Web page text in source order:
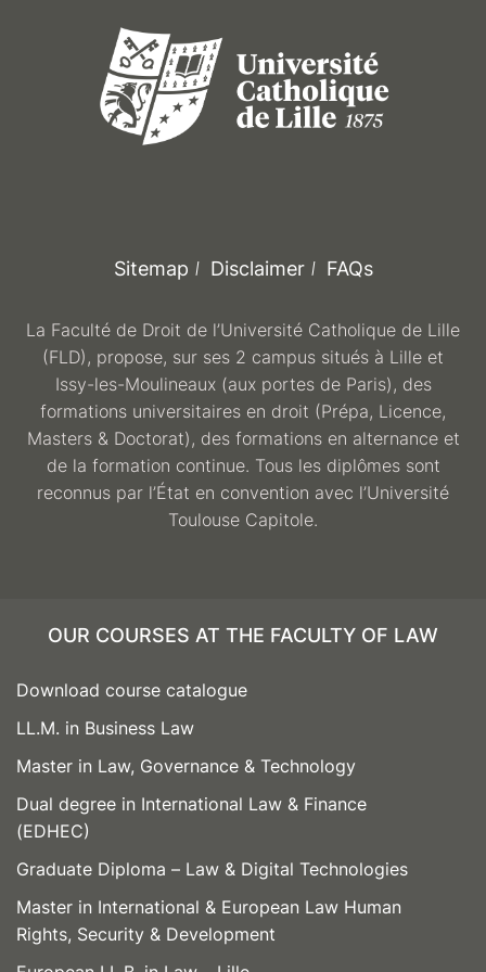
Sitemap Disclaimer FAQs
La Faculté de Droit de l’Université Catholique de Lille
(FLD), propose, sur ses 2 campus situés à Lille et
Issy-les-Moulineaux (aux portes de Paris), des
formations universitaires en droit (Prépa, Licence,
Masters & Doctorat), des formations en alternance et
de la formation continue. Tous les diplômes sont
reconnus par l’État en convention avec l’Université
Toulouse Capitole.
OUR COURSES AT THE FACULTY OF LAW
Download course catalogue
LL.M. in Business Law
Master in Law, Governance & Technology
Dual degree in International Law & Finance
(EDHEC)
Graduate Diploma – Law & Digital Technologies
Master in International & European Law Human
Rights, Security & Development